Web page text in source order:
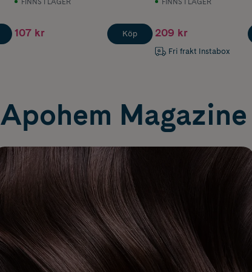
107 kr Köp 209 kr
Fri frakt Instabox
Apohem Magazine